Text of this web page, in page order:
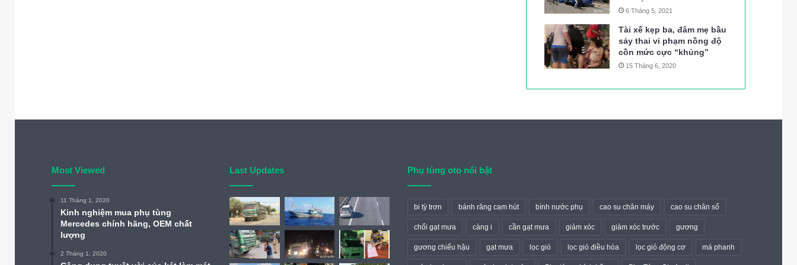
6 Tháng 5, 2021
Tài xế kẹp ba, đâm mẹ bầu
sảy thai vi phạm nồng độ
cồn mức cực “khủng”
15 Tháng 6, 2020
Most Viewed
11 Tháng 1, 2020
Kinh nghiệm mua phụ tùng
Mercedes chính hãng, OEM chất
lượng
2 Tháng 1, 2020
Last Updates Phụ tùng oto nổi bật
bi tỳ trơn bánh răng cam hút bình nước phụ cao su chân máy cao su chân số
chổi gạt mưa càng i cần gạt mưa giảm xóc giảm xóc trước gương
gương chiếu hậu gạt mưa lọc gió lọc gió điều hòa lọc gió động cơ má phanh